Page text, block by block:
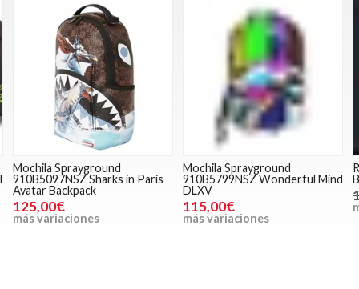
Mochila Sprayground
910B5097NSZ Sharks in Paris
Avatar Backpack
125,00€
más variaciones
Mochila Sprayground
910B5799NSZ Wonderful Mind
DLXV
115,00€
más variaciones